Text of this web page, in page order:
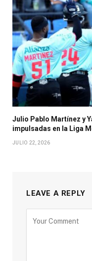
Julio Pablo Martínez y
impulsadas en la Liga
JULIO 22, 2026
LEAVE A REPLY